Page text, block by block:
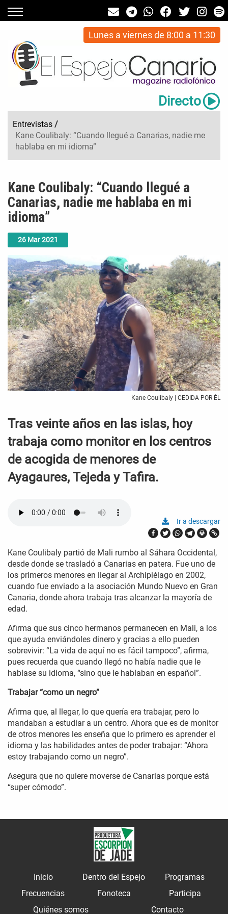
Lunes a viernes de 8:00 a 11:30
Directo
Entrevistas /
Kane Coulibaly: “Cuando llegué a Canarias, nadie me
hablaba en mi idioma”
26 Mar2021
Kane Coulibaly: “Cuando llegué a
Canarias, nadie me hablaba en mi
idioma”
Kane Coulibaly | CEDIDA POR ÉL
Tras veinte años en las islas, hoy
trabaja como monitor en los centros
de acogida de menores de
Ayagaures, Tejeda y Tafira.
Ir a descargar
Kane Coulibaly partió de Mali rumbo al Sáhara Occidental,
desde donde se trasladó a Canarias en patera. Fue uno de
los primeros menores en llegar al Archipiélago en 2002,
cuando fue enviado a la asociación Mundo Nuevo en Gran
Canaria, donde ahora trabaja tras alcanzar la mayoría de
edad.
Afirma que sus cinco hermanos permanecen en Mali, a los
que ayuda enviándoles dinero y gracias a ello pueden
sobrevivir: “La vida de aquí no es fácil tampoco”, afirma,
pues recuerda que cuando llegó no había nadie que le
hablase su idioma, “sino que le hablaban en español”.
Trabajar “como un negro”
Afirma que, al llegar, lo que quería era trabajar, pero lo
mandaban a estudiar a un centro. Ahora que es de monitor
de otros menores les enseña que lo primero es aprender el
idioma y las habilidades antes de poder trabajar: “Ahora
estoy trabajando como un negro”.
Asegura que no quiere moverse de Canarias porque está
“super cómodo”.
Inicio Dentro del Espejo
Programas
Frecuencias
Fonoteca
Participa
Quiénes somos
Contacto